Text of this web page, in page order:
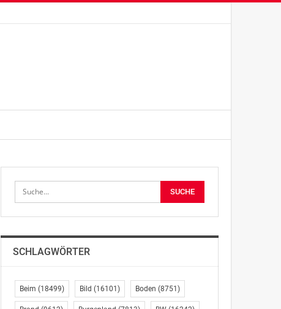
SCHLAGWÖRTER
Beim (18499) Bild (16101) Boden (8751)